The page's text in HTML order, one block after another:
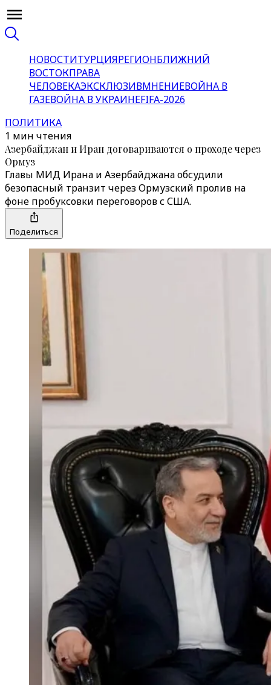
НОВОСТИТУРЦИЯРЕГИОНБЛИЖНИЙ
ВОСТОКПРАВА
ЧЕЛОВЕКАЭКСКЛЮЗИВМНЕНИЕВОЙНА В
ГАЗЕВОЙНА В УКРАИНЕFIFA-2026
ПОЛИТИКА
1 мин чтения
Азербайджан и Иран договариваются о проходе через
Ормуз
Главы МИД Ирана и Азербайджана обсудили
безопасный транзит через Ормузский пролив на
фоне пробуксовки переговоров с США.
Поделиться